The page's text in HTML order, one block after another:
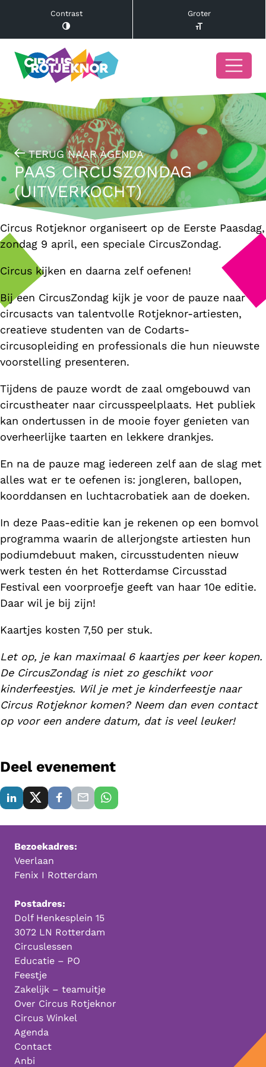
Contrast Groter
TERUG NAAR AGENDA
PAAS CIRCUSZONDAG
(UITVERKOCHT)
Circus Rotjeknor organiseert op de Eerste Paasdag,
zondag 9 april, een speciale CircusZondag.
Circus kijken en daarna zelf oefenen!
Bij een CircusZondag kijk je voor de pauze naar
circusacts van talentvolle Rotjeknor-artiesten,
creatieve studenten van de Codarts-
circusopleiding en professionals die hun nieuwste
voorstelling presenteren.
Tijdens de pauze wordt de zaal omgebouwd van
circustheater naar circusspeelplaats. Het publiek
kan ondertussen in de mooie foyer genieten van
overheerlijke taarten en lekkere drankjes.
En na de pauze mag iedereen zelf aan de slag met
alles wat er te oefenen is: jongleren, ballopen,
koorddansen en luchtacrobatiek aan de doeken.
In deze Paas-editie kan je rekenen op een bomvol
programma waarin de allerjongste artiesten hun
podiumdebuut maken, circusstudenten nieuw
werk testen én het Rotterdamse Circusstad
Festival een voorproefje geeft van haar 10e editie.
Daar wil je bij zijn!
Kaartjes kosten 7,50 per stuk.
Let op, je kan maximaal 6 kaartjes per keer kopen.
De CircusZondag is niet zo geschikt voor
kinderfeestjes. Wil je met je kinderfeestje naar
Circus Rotjeknor komen? Neem dan even contact
op voor een andere datum, dat is veel leuker!
Deel evenement
Bezoekadres:
Veerlaan
Fenix I Rotterdam
Postadres:
Dolf Henkesplein 15
3072 LN Rotterdam
Circuslessen
Educatie – PO
Feestje
Zakelijk – teamuitje
Over Circus Rotjeknor
Circus Winkel
Agenda
Contact
Anbi